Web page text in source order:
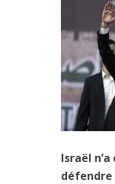
Israël
défendre